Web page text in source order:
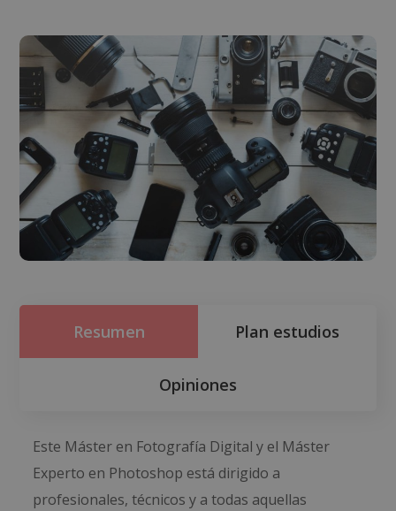
Resumen Plan estudios
Opiniones
Este Máster en Fotografía Digital y el Máster
Experto en Photoshop está dirigido a
profesionales, técnicos y a todas aquellas